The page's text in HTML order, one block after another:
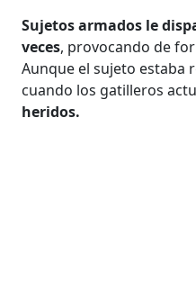
Sujetos armados le
veces, provocando de
Aunque el sujeto estaba
cuando los gatilleros
heridos.